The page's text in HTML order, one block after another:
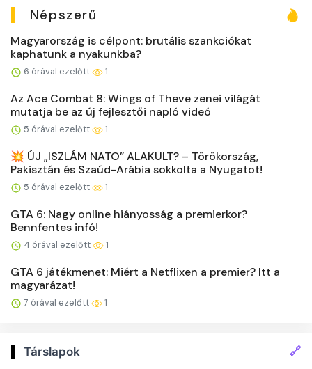
Népszerű
Magyarország is célpont: brutális szankciókat
kaphatunk a nyakunkba?
6 órával ezelőtt 1
Az Ace Combat 8: Wings of Theve zenei világát
mutatja be az új fejlesztői napló videó
5 órával ezelőtt 1
💥 ÚJ „ISZLÁM NATO” ALAKULT? – Törökország,
Pakisztán és Szaúd-Arábia sokkolta a Nyugatot!
5 órával ezelőtt 1
GTA 6: Nagy online hiányosság a premierkor?
Bennfentes infó!
4 órával ezelőtt 1
GTA 6 játékmenet: Miért a Netflixen a premier? Itt a
magyarázat!
7 órával ezelőtt 1
Társlapok 🔗